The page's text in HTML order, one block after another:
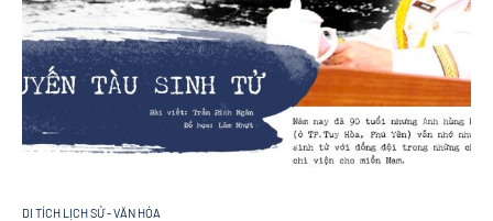
DI TÍCH LỊCH SỬ - VĂN HÓA